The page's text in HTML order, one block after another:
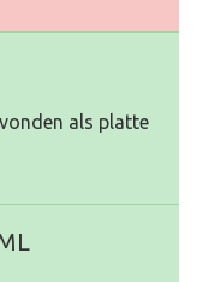
als platte